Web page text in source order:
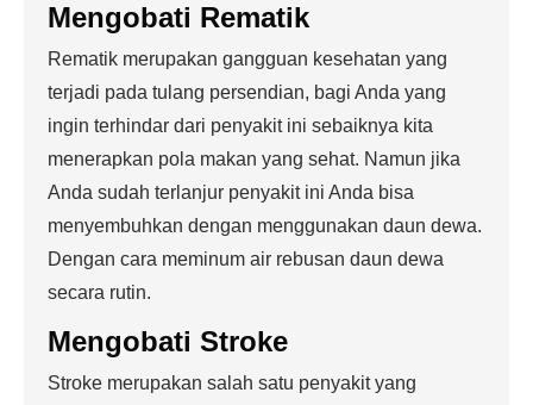
Mengobati Rematik
Rematik merupakan gangguan kesehatan yang
terjadi pada tulang persendian, bagi Anda yang
ingin terhindar dari penyakit ini sebaiknya kita
menerapkan pola makan yang sehat. Namun jika
Anda sudah terlanjur penyakit ini Anda bisa
menyembuhkan dengan menggunakan daun dewa.
Dengan cara meminum air rebusan daun dewa
secara rutin.
Mengobati Stroke
Stroke merupakan salah satu penyakit yang